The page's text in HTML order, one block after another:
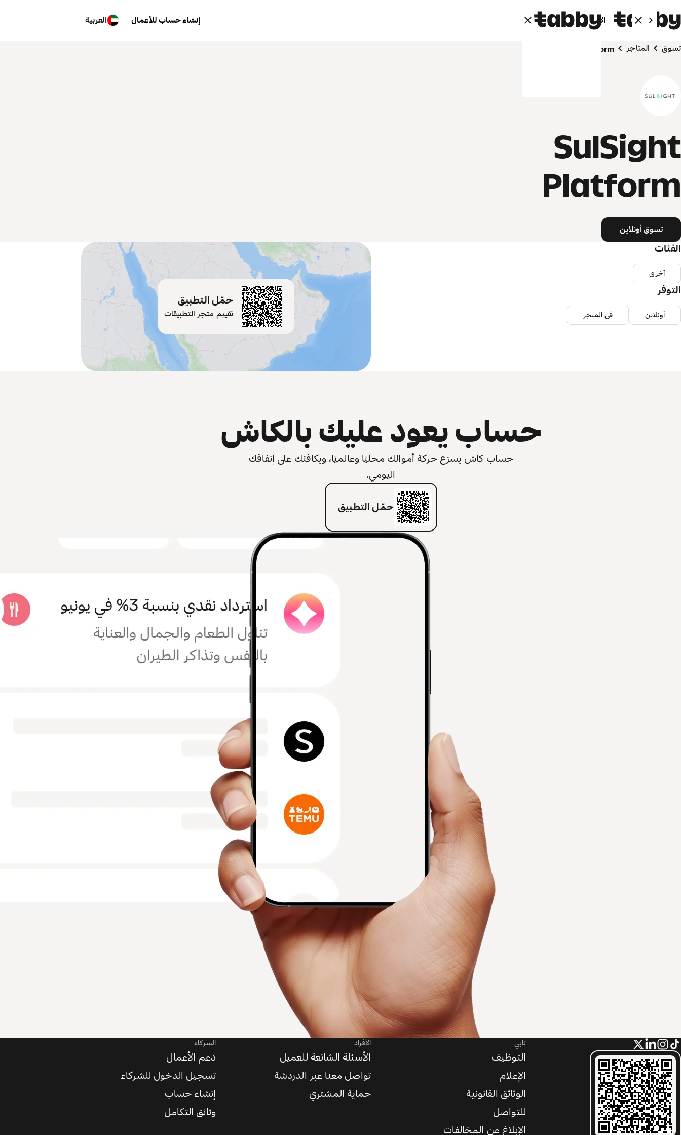
الأفراد الشركاء إنشاء حساب للأعمال العربية
تسوق المتاجر SulSight Platform
SulSight
Platform
تسوق أونلاين
حمّل التطبيق
تقييم متجر التطبيقات
الفئات
أخرى
التوفر
أونلاين في المتجر
حساب يعود عليك بالكاش
حساب كاش يسرّع حركة أموالك محليًا وعالميًا، ويكافئك على إنفاقك
اليومي.
حمّل التطبيق
تابي
التوظيف
الإعلام
الوثائق القانونية
للتواصل
الإبلاغ عن المخالفات
الأفراد
الأسئلة الشائعة للعميل
تواصل معنا عبر الدردشة
حماية المشتري
الشركاء
دعم الأعمال
تسجيل الدخول للشركاء
إنشاء حساب
وثائق التكامل